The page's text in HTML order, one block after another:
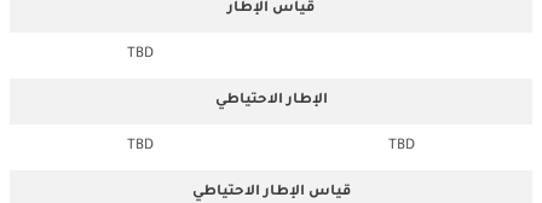
قياس الإطار
TBD
الإطار الاحتياطي
TBD
TBD
قياس الإطار الاحتياطي